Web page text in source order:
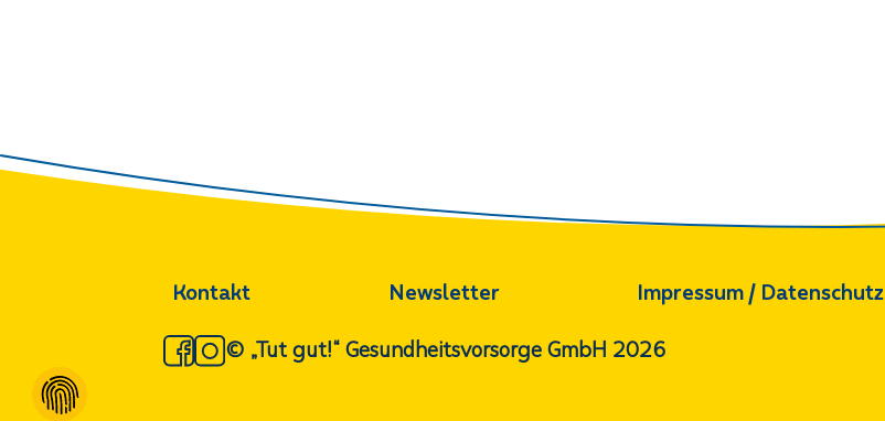
Kontakt Newsletter Impressum / Datenschutz
© „Tut gut!“ Gesundheitsvorsorge GmbH 2026